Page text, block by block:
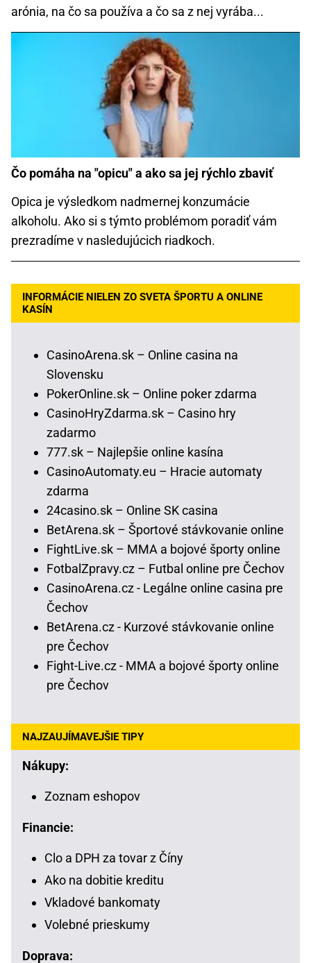
arónia, na čo sa používa a čo sa z nej vyrába...
Čo pomáha na "opicu" a ako sa jej rýchlo zbaviť
Opica je výsledkom nadmernej konzumácie
alkoholu. Ako si s týmto problémom poradiť vám
prezradíme v nasledujúcich riadkoch.
INFORMÁCIE NIELEN ZO SVETA ŠPORTU A ONLINE
KASÍN
CasinoArena.sk – Online casina na
Slovensku
PokerOnline.sk – Online poker zdarma
CasinoHryZdarma.sk – Casino hry
zadarmo
777.sk – Najlepšie online kasína
CasinoAutomaty.eu – Hracie automaty
zdarma
24casino.sk – Online SK casina
BetArena.sk – Športové stávkovanie online
FightLive.sk – MMA a bojové športy online
FotbalZpravy.cz – Futbal online pre Čechov
CasinoArena.cz - Legálne online casina pre
Čechov
BetArena.cz - Kurzové stávkovanie online
pre Čechov
Fight-Live.cz - MMA a bojové športy online
pre Čechov
NAJZAUJÍMAVEJŠIE TIPY
Nákupy:
Zoznam eshopov
Financie:
Clo a DPH za tovar z Číny
Ako na dobitie kreditu
Vkladové bankomaty
Volebné prieskumy
Doprava: